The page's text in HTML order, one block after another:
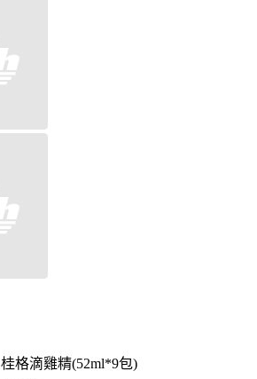
桂格滴雞精(52ml*9包)